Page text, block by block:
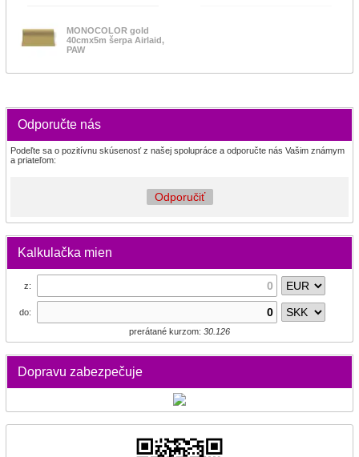
MONOCOLOR gold
40cmx5m šerpa Airlaid,
PAW
Odporučte nás
Podeľte sa o pozitívnu skúsenosť z našej spolupráce a odporučte nás Vašim známym
a priateľom:
Odporučiť
Kalkulačka mien
z:
do:
prerátané kurzom: 30.126
Dopravu zabezpečuje